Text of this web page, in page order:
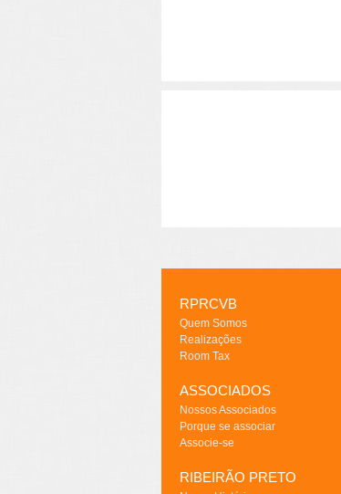
RPRCVB
Quem Somos
Realizações
Room Tax
ASSOCIADOS
Nossos Associados
Porque se associar
Associe-se
RIBEIRÃO PRETO